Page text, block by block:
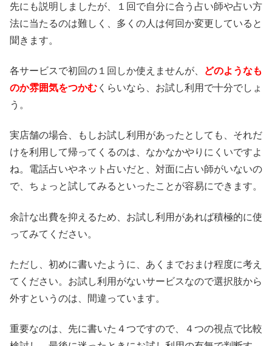
先にも説明しましたが、１回で自分に合う占い師や占い方
法に当たるのは難しく、多くの人は何回か変更していると
聞きます。
各サービスで初回の１回しか使えませんが、
どのようなも
のか雰囲気をつかむ くらいなら、お試し利用で十分でしょ
う。
実店舗の場合、もしお試し利用があったとしても、それだ
けを利用して帰ってくるのは、なかなかやりにくいですよ
ね。電話占いやネット占いだと、対面に占い師がいないの
で、ちょっと試してみるといったことが容易にできます。
余計な出費を抑えるため、お試し利用があれば積極的に使
ってみてください。
ただし、初めに書いたように、あくまでおまけ程度に考え
てください。お試し利用がないサービスなので選択肢から
外すというのは、間違っています。
重要なのは、先に書いた４つですので、４つの視点で比較